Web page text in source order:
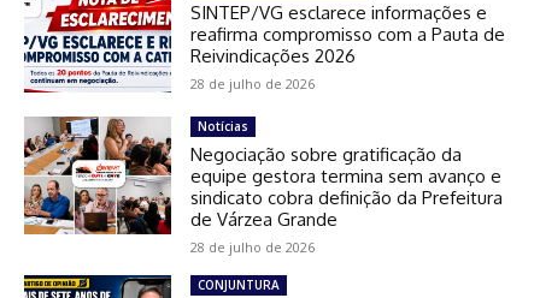
SINTEP/VG esclarece informações e
reafirma compromisso com a Pauta de
Reivindicações 2026
28 de julho de 2026
Notícias
Negociação sobre gratificação da
equipe gestora termina sem avanço e
sindicato cobra definição da Prefeitura
de Várzea Grande
28 de julho de 2026
CONJUNTURA